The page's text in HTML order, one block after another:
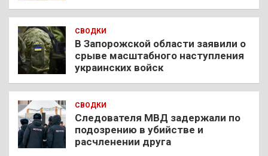
СВОДКИ
В Запорожской области заявили о
срыве масштабного наступления
украинских войск
СВОДКИ
Следователя МВД задержали по
подозрению в убийстве и
расчленении друга